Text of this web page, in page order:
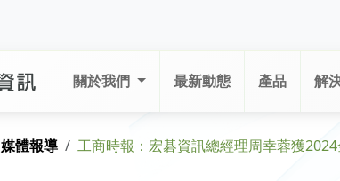
關於我們 最新動態 產品 解
媒體報導 工商時報：宏碁資訊總經理周幸蓉獲